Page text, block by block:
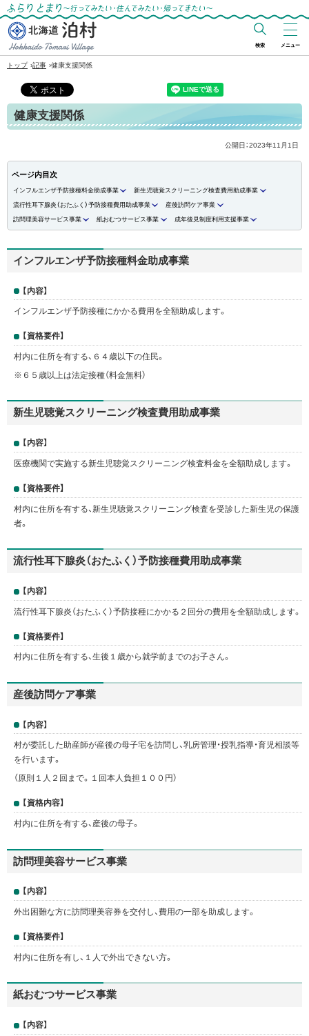
ふらりとまり～行ってみたい・住んでみた
い・帰ってきたい～
北海道 泊村
Village
検索 メニュー
トップ ›記事 ›健康支援関係
健康支援関係
公開日：2023年11月1日
ページ内目次
インフルエンザ予防接種料金助成事業 新生児聴覚スクリーニング検査費用助成事業
流行性耳下腺炎（おたふく）予防接種費用助成事業 産後訪問ケア事業
訪問理美容サービス事業 紙おむつサービス事業 成年後見制度利用支援事業
インフルエンザ予防接種料金助成事業
【内容】
インフルエンザ予防接種にかかる費用を全額助成します。
【資格要件】
村内に住所を有する、６４歳以下の住民。
※６５歳以上は法定接種（料金無料）
新生児聴覚スクリーニング検査費用助成事業
【内容】
医療機関で実施する新生児聴覚スクリーニング検査料金を全額助成します。
【資格要件】
村内に住所を有する、新生児聴覚スクリーニング検査を受診した新生児の保護
者。
流行性耳下腺炎（おたふく）予防接種費用助成事業
【内容】
流行性耳下腺炎（おたふく）予防接種にかかる２回分の費用を全額助成します。
【資格要件】
村内に住所を有する、生後１歳から就学前までのお子さん。
産後訪問ケア事業
【内容】
村が委託した助産師が産後の母子宅を訪問し、乳房管理・授乳指導・育児相談等
を行います。
（原則１人２回まで。１回本人負担１００円）
【資格内容】
村内に住所を有する、産後の母子。
訪問理美容サービス事業
【内容】
外出困難な方に訪問理美容券を交付し、費用の一部を助成します。
【資格要件】
村内に住所を有し、１人で外出できない方。
紙おむつサービス事業
【内容】